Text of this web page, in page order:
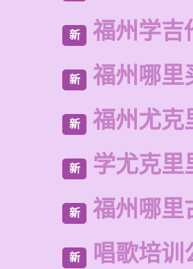
新 福州学吉
新 福州哪里
新 福州尤克
新 学尤克里
新 福州哪里
新 唱歌培训